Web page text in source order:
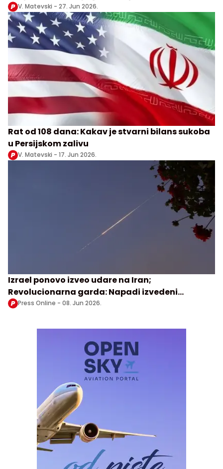
bezbednosnu i energetsku arhitekturu?
V. Matevski - 27. Jun 2026.
Rat od 108 dana: Kakav je stvarni bilans sukoba
u Persijskom zalivu
V. Matevski - 17. Jun 2026.
Izrael ponovo izveo udare na Iran;
Revolucionarna garda: Napadi izvedeni
balističkim raketama
Press Online - 08. Jun 2026.